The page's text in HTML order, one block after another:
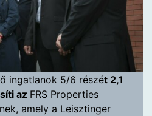
ingatlanok 5/6 részét 2,1
az FRS Properties
amely a Leisztinger